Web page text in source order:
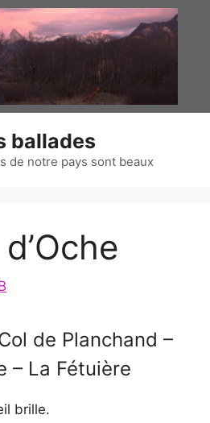
ballades
de notre pays sont beaux
de Planchand –
– La Fétuière
brille.